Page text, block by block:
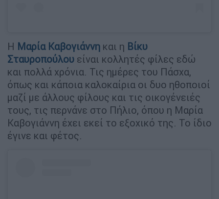
Η Μαρία Καβογιάννη και η Βίκυ
Σταυροπούλου είναι κολλητές φίλες εδώ
και πολλά χρόνια. Τις ημέρες του Πάσχα,
όπως και κάποια καλοκαίρια οι δυο ηθοποιοί
μαζί με άλλους φίλους και τις οικογένειές
τους, τις περνάνε στο Πήλιο, όπου η Μαρία
Καβογιάννη έχει εκεί το εξοχικό της. Το ίδιο
έγινε και φέτος.